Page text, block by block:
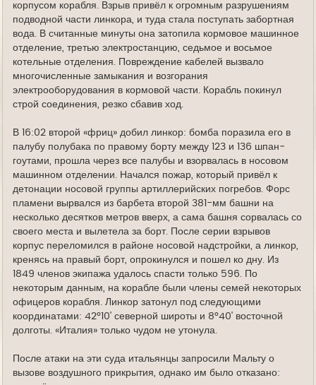
корпусом корабля. Взрыв привёл к огромным разрушениям
подводной части линкора, и туда стала поступать забортная
вода. В считанные минуты она затопила кормовое машинное
отделение, третью электростанцию, седьмое и восьмое
котельные отделения. Повреждение кабелей вызвало
многочисленные замыкания и возгорания
электрооборудования в кормовой части. Корабль покинул
строй соединения, резко сбавив ход.
В 16:02 второй «фриц» добил линкор: бомба поразила его в
палубу полубака по правому борту между 123 и 136 шпан­
гоутами, прошла через все палубы и взорвалась в носовом
машинном отделении. Начался пожар, который привёл к
детонации носовой группы артиллерийских погребов. Форс
пламени вырвался из барбета второй 381-мм башни на
несколько десятков метров вверх, а сама башня сорвалась со
своего места и вылетела за борт. После серии взрывов
корпус переломился в районе носовой надстройки, а линкор,
кренясь на правый борт, опрокинулся и пошел ко дну. Из
1849 членов экипажа удалось спасти только 596. По
некоторым данным, на корабле были члены семей некоторых
офицеров корабля. Линкор затонул под следующими
координатами: 42°10' северной широты и 8°40' восточной
долготы. «Италия» только чудом не утонула.
После атаки на эти суда итальянцы запросили Мальту о
вызове воздушного прикрытия, однако им было отказано: